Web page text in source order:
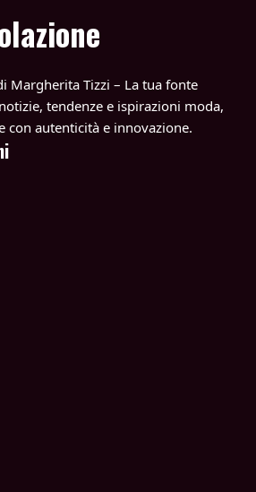
Margherita Tizzi – La tua fonte
tendenze e ispirazioni moda,
con autenticità e innovazione.